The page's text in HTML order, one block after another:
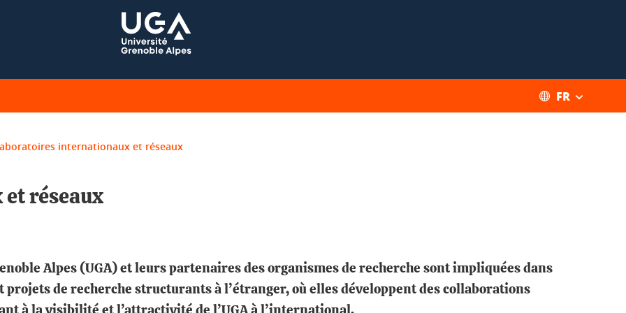
FR
internationaux et réseaux
réseaux
Alpes (UGA) et leurs partenaires des organismes de recherche sont impliquées dans
de recherche structurants à l’étranger, où elles développent des collaborations